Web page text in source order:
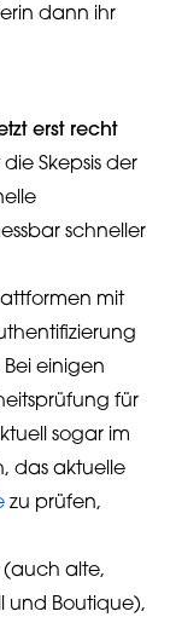
dann ihr
erst recht
Skepsis der
schneller
mit
einigen
für
sogar im
das aktuelle
zu prüfen,
(auch alte,
und Boutique),